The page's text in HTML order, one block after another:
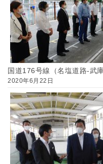
国道176号線（名塩道路-武
2020年6月22日